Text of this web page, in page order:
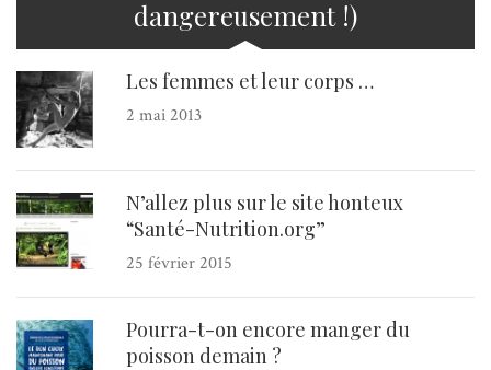
dangereusement !)
Les femmes et leur corps …
2 mai 2013
N’allez plus sur le site honteux
“Santé-Nutrition.org”
25 février 2015
Pourra-t-on encore manger du
poisson demain ?